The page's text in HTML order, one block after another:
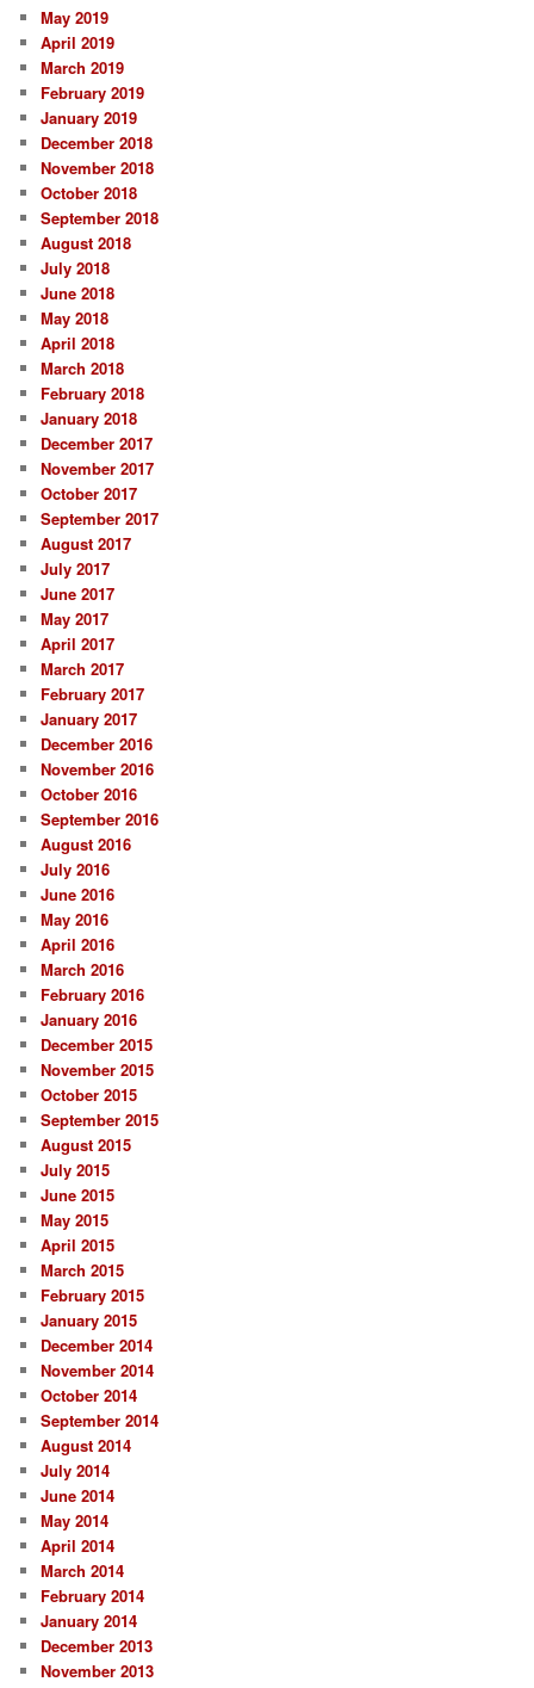
May 2019
April 2019
March 2019
February 2019
January 2019
December 2018
November 2018
October 2018
September 2018
August 2018
July 2018
June 2018
May 2018
April 2018
March 2018
February 2018
January 2018
December 2017
November 2017
October 2017
September 2017
August 2017
July 2017
June 2017
May 2017
April 2017
March 2017
February 2017
January 2017
December 2016
November 2016
October 2016
September 2016
August 2016
July 2016
June 2016
May 2016
April 2016
March 2016
February 2016
January 2016
December 2015
November 2015
October 2015
September 2015
August 2015
July 2015
June 2015
May 2015
April 2015
March 2015
February 2015
January 2015
December 2014
November 2014
October 2014
September 2014
August 2014
July 2014
June 2014
May 2014
April 2014
March 2014
February 2014
January 2014
December 2013
November 2013